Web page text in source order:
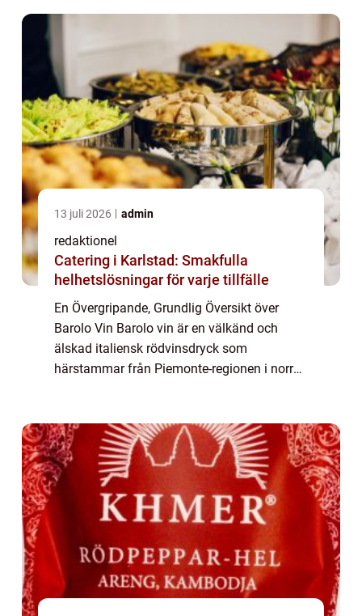
13 juli 2026 admin
redaktionel
Catering i Karlstad: Smakfulla
helhetslösningar för varje tillfälle
En Övergripande, Grundlig Översikt över
Barolo Vin Barolo vin är en välkänd och
älskad italiensk rödvinsdryck som
härstammar från Piemonte-regionen i norra